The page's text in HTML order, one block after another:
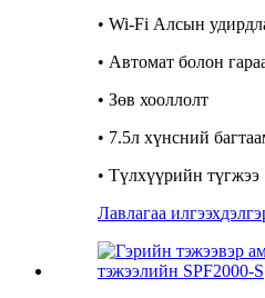
• Wi-Fi Алсын
• Автомат болон
• Зөв хооллолт
• 7.5л хүнсний
• Түлхүүрийн түгжээ
Лавлагаа илгээх